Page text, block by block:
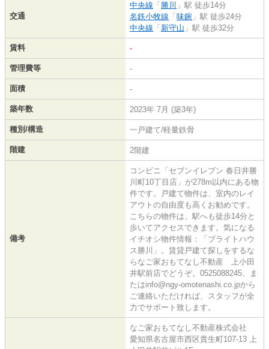
交通
中央線 「 勝川 」駅 徒歩14分
名鉄小牧線 「 味鋺 」駅 徒歩24分
中央線 「 新守山 」駅 徒歩32分
賃料 -
管理費等 -
面積 -
築年数 2023年 7月 (築3年)
種別/構造 一戸建て/軽量鉄骨
階建 2階建
備考
コンビニ「セブンイレブン 春日井勝
川町10丁目店」が278m以内にある物
件です。戸建て物件は、室内のレイ
アウトの自由度も高くお勧めです。
こちらの物件は、駅へも徒歩14分と
歩いてアクセスできます。気になる
イチオシ物件情報：「ブライトハウ
ス勝川」。賃貸戸建て探しをするな
らなご家おもてなし不動産 上小田
井駅前店でどうぞ。0525088245、ま
たはinfo@ngy-omotenashi.co.jpから
ご連絡いただければ、スタッフが全
力でサポート致します。
なご家おもてなし不動産株式会社
愛知県名古屋市西区貴生町107-13 上